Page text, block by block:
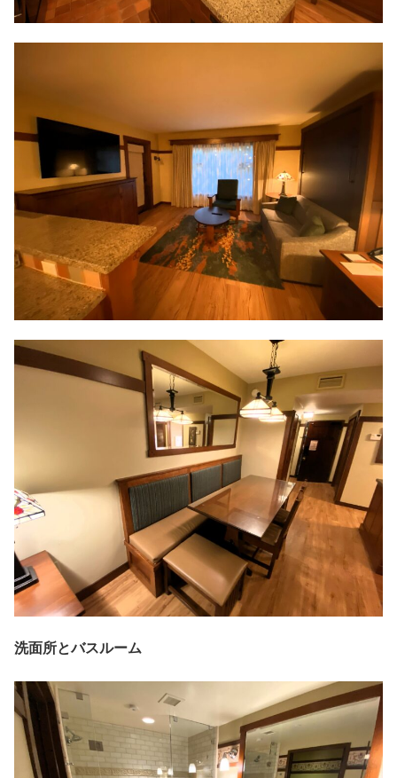
洗面所とバスルーム